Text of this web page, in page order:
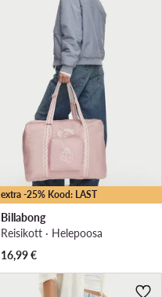
extra -25% Kood: LAST
Billabong
Reisikott · Heleроosa
16,99€